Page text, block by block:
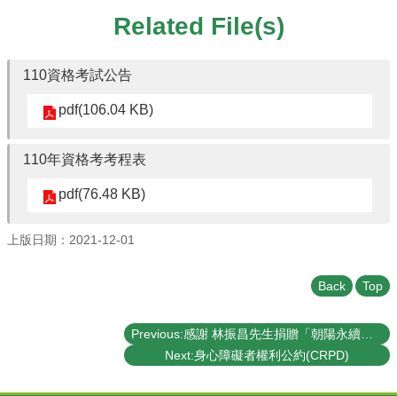
Physics
Related File(s)
110資格考試公告
pdf(106.04 KB)
110年資格考考程表
pdf(76.48 KB)
上版日期：2021-12-01
Back Top
Next:身心障礙者權利公約(CRPD)